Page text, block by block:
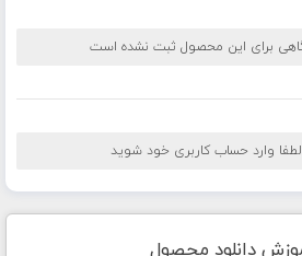
برای این محصول ثبت نشده است
وارد حساب کاربری خود شوید
دانلود محصول